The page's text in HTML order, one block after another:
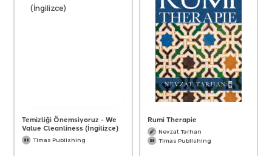
Temizliği Önemsiyoruz - We
Value Cleanliness (İngilizce)
Timas Publishing
Rumi Therapie
Nevzat Tarhan
Timas Publishing